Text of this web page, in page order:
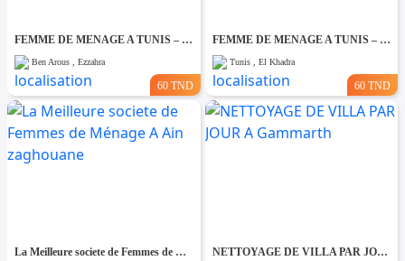
FEMME DE MENAGE A TUNIS – PAR JOUR A Ezzahra
Ben Arous , Ezzahra
60 TND
FEMME DE MENAGE A TUNIS – PAR JOUR A El khadhra
Tunis , El Khadra
60 TND
La Meilleure societe de Femmes de Ménage A Ain zaghouane NETTOYAGE DE VILLA PAR JOUR A Gammarth